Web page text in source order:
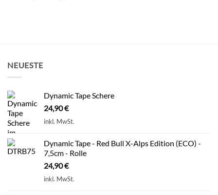
NEUESTE
Dynamic Tape Schere
24,90€
inkl. MwSt.
Dynamic Tape - Red Bull X-Alps Edition (ECO) -
7,5cm - Rolle
24,90€
inkl. MwSt.